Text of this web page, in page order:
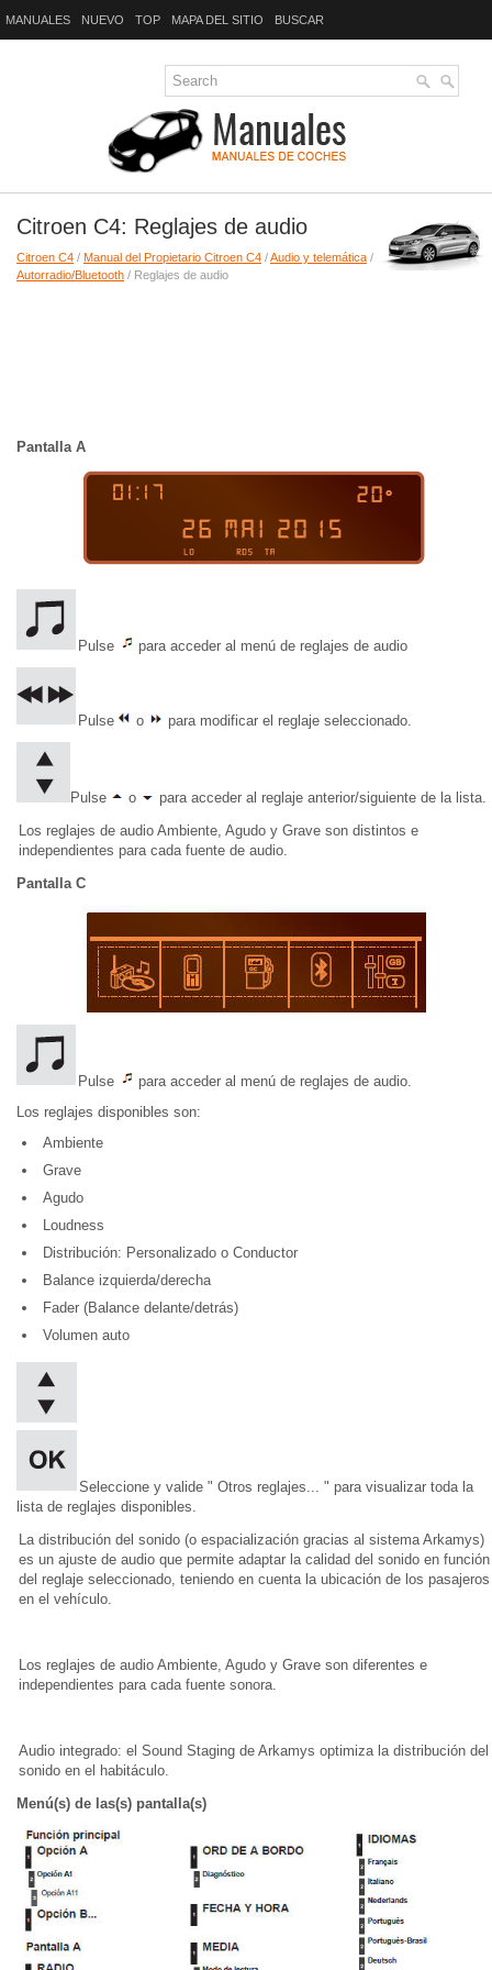
MANUALES NUEVO TOP MAPA DEL SITIO BUSCAR
Citroen C4: Reglajes de audio
Citroen C4 / Manual del Propietario Citroen C4 /Audio y telemática /
Autorradio/Bluetooth / Reglajes de audio
Pantalla A
Pulse para acceder al menú de reglajes de audio
Pulse o para modificar el reglaje seleccionado.
Pulse o
para acceder al reglaje anterior/siguiente de la lista.
Los reglajes de audio Ambiente, Agudo y Grave son distintos e
independientes para cada fuente de audio.
Pantalla C
Pulse
para acceder al menú de reglajes de audio.
Los reglajes disponibles son:
Ambiente
Grave
Agudo
Loudness
Distribución: Personalizado o Conductor
Balance izquierda/derecha
Fader (Balance delante/detrás)
Volumen auto
Seleccione y valide " Otros reglajes... " para visualizar toda la
lista de reglajes disponibles.
La distribución del sonido (o espacialización gracias al sistema Arkamys)
es un ajuste de audio que permite adaptar la calidad del sonido en función
del reglaje seleccionado, teniendo en cuenta la ubicación de los pasajeros
en el vehículo.
Los reglajes de audio Ambiente, Agudo y Grave son diferentes e
independientes para cada fuente sonora.
Audio integrado: el Sound Staging de Arkamys optimiza la distribución del
sonido en el habitáculo.
Menú(s) de las(s) pantalla(s)